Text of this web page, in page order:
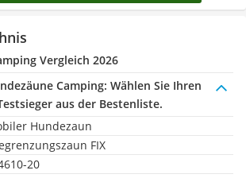
Vergleich 2026
Camping: Wählen Sie Ihren
aus der Bestenliste.
Hundezaun
FIX
20